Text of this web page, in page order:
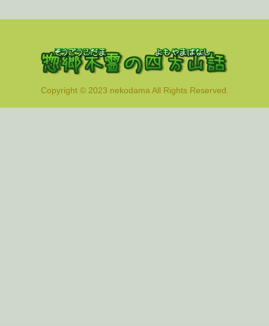
Copyright © 2023 nekodama All Rights Reserved.